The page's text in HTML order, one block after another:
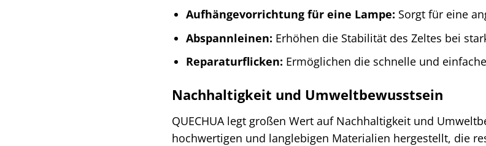
Aufhängevorrichtung für eine Lampe: Sorgt für eine
Abspannleinen: Erhöhen die Stabilität des Zeltes bei
Reparaturflicken: Ermöglichen die schnelle und
Nachhaltigkeit und Umweltbewusstsein
QUECHUA legt großen Wert auf Nachhaltigkeit und
hochwertigen und langlebigen Materialien hergestellt, die